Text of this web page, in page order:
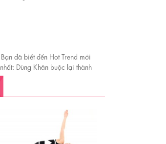
Bạn đã biết đến Hot Trend mới
nhất: Dùng Khăn buộc lại thành